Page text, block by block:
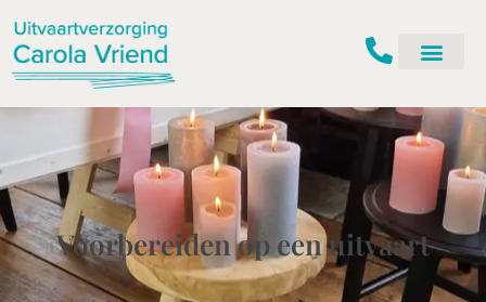
naar
de
inhoud
Voorbereiden op een uitvaart